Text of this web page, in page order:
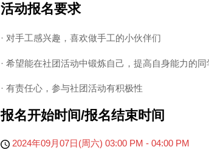
活动报名要求
· 对手工感兴趣，喜欢做手工的小伙伴们
· 希望能在社团活动中锻炼自己，提高自身能力的同
· 有责任心，参与社团活动有积极性
报名开始时间/报名结束时间
2024年09月07日(周六) 03:00 PM - 04:00 PM